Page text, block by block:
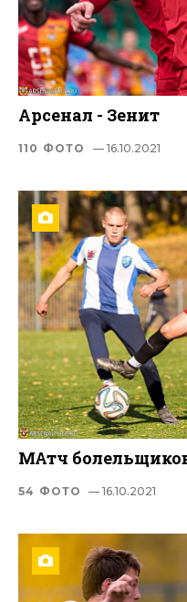
Арсенал - Зенит
110 ФОТО — 16.10.2021
МАтч
54 ФОТО — 16.10.2021